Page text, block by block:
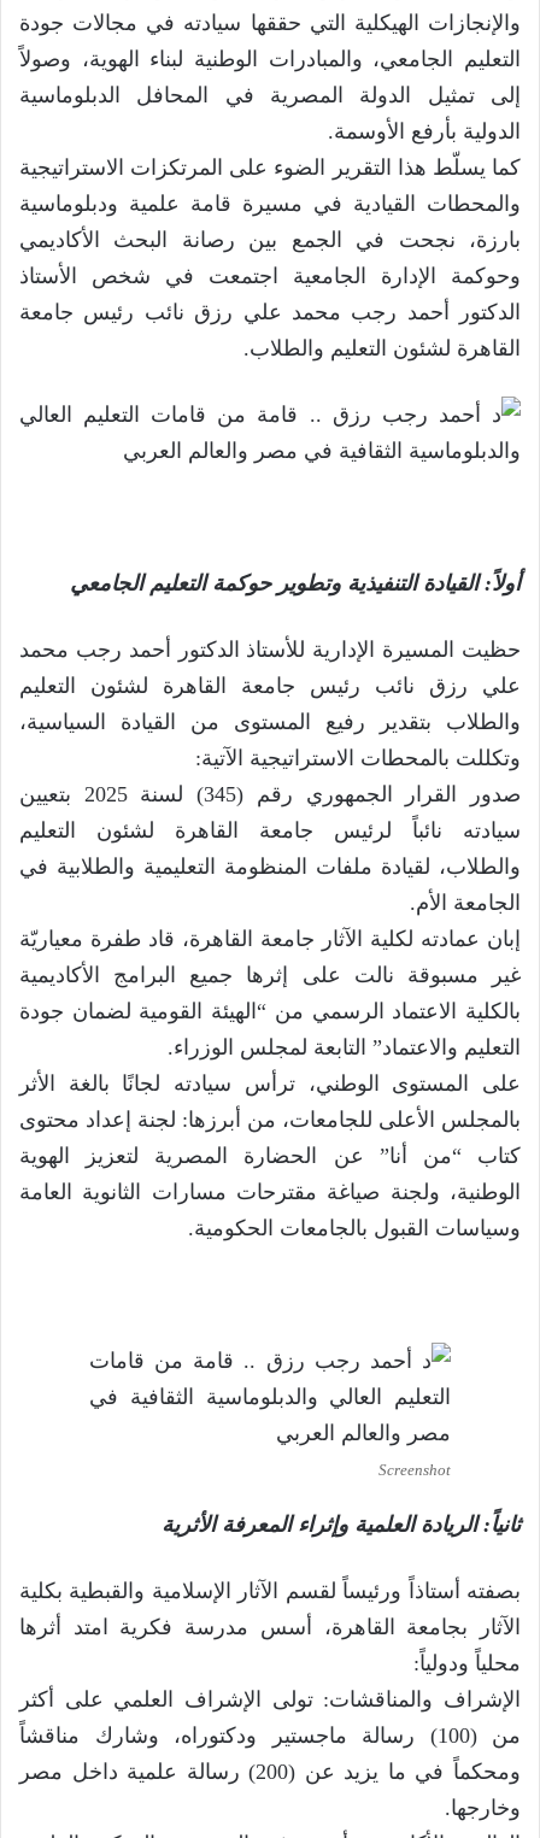
والإنجازات الهيكلية التي حققها سيادته في مجالات جودة
التعليم الجامعي، والمبادرات الوطنية لبناء الهوية، وصولاً
إلى تمثيل الدولة المصرية في المحافل الدبلوماسية
الدولية بأرفع الأوسمة.
كما يسلّط هذا التقرير الضوء على المرتكزات الاستراتيجية
والمحطات القيادية في مسيرة قامة علمية ودبلوماسية
بارزة، نجحت في الجمع بين رصانة البحث الأكاديمي
وحوكمة الإدارة الجامعية اجتمعت في شخص الأستاذ
الدكتور أحمد رجب محمد علي رزق نائب رئيس جامعة
القاهرة لشئون التعليم والطلاب.
أولاً: القيادة التنفيذية وتطوير حوكمة التعليم الجامعي
حظيت المسيرة الإدارية للأستاذ الدكتور أحمد رجب محمد
علي رزق نائب رئيس جامعة القاهرة لشئون التعليم
والطلاب بتقدير رفيع المستوى من القيادة السياسية،
وتكللت بالمحطات الاستراتيجية الآتية:
صدور القرار الجمهوري رقم (345) لسنة 2025 بتعيين
سيادته نائباً لرئيس جامعة القاهرة لشئون التعليم
والطلاب، لقيادة ملفات المنظومة التعليمية والطلابية في
الجامعة الأم.
إبان عمادته لكلية الآثار جامعة القاهرة، قاد طفرة معياريّة
غير مسبوقة نالت على إثرها جميع البرامج الأكاديمية
بالكلية الاعتماد الرسمي من “الهيئة القومية لضمان جودة
التعليم والاعتماد” التابعة لمجلس الوزراء.
على المستوى الوطني، ترأس سيادته لجانًا بالغة الأثر
بالمجلس الأعلى للجامعات، من أبرزها: لجنة إعداد محتوى
كتاب “من أنا” عن الحضارة المصرية لتعزيز الهوية
الوطنية، ولجنة صياغة مقترحات مسارات الثانوية العامة
وسياسات القبول بالجامعات الحكومية.
Screenshot
ثانياً: الريادة العلمية وإثراء المعرفة الأثرية
بصفته أستاذاً ورئيساً لقسم الآثار الإسلامية والقبطية بكلية
الآثار بجامعة القاهرة، أسس مدرسة فكرية امتد أثرها
محلياً ودولياً:
الإشراف والمناقشات: تولى الإشراف العلمي على أكثر
من (100) رسالة ماجستير ودكتوراه، وشارك مناقشاً
ومحكماً في ما يزيد عن (200) رسالة علمية داخل مصر
وخارجها.